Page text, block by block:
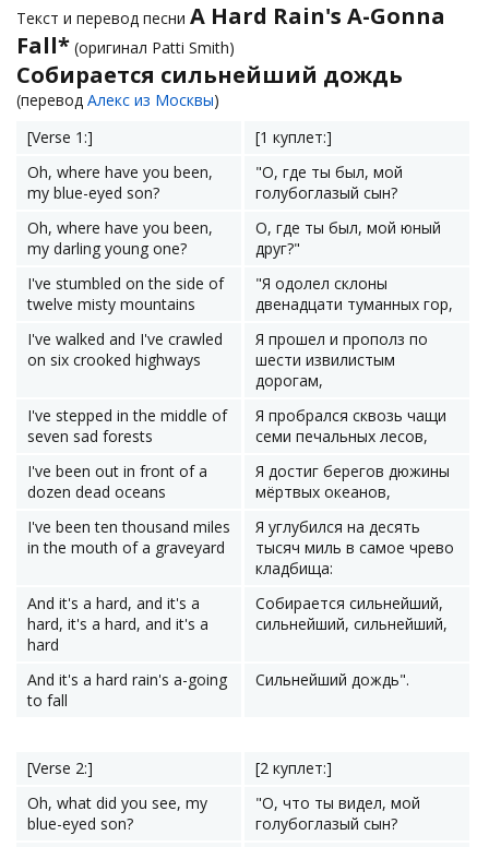
Текст и перевод песни A Hard Rain's A-Gonna
Fall* (оригинал Patti Smith)
Собирается сильнейший дождь
(перевод Алекс из Москвы)
[Verse 1:]
[1 куплет:]
Oh, where have you been,
my blue-eyed son?
"О, где ты был, мой
голубоглазый сын?
Oh, where have you been,
my darling young one?
О, где ты был, мой юный
друг?"
I've stumbled on the side of
twelve misty mountains
"Я одолел склоны
двенадцати туманных гор,
I've walked and I've crawled
on six crooked highways
Я прошел и прополз по
шести извилистым
дорогам,
I've stepped in the middle of
seven sad forests
Я пробрался сквозь чащи
семи печальных лесов,
I've been out in front of a
dozen dead oceans
Я достиг берегов дюжины
мёртвых океанов,
I've been ten thousand miles
in the mouth of a graveyard
Я углубился на десять
тысяч миль в самое чрево
кладбища:
And it's a hard, and it's a
hard, it's a hard, and it's a
hard
Собирается сильнейший,
сильнейший, сильнейший,
And it's a hard rain's a-going
to fall
Сильнейший дождь".
[Verse 2:]
[2 куплет:]
Oh, what did you see, my
blue-eyed son?
"О, что ты видел, мой
голубоглазый сын?